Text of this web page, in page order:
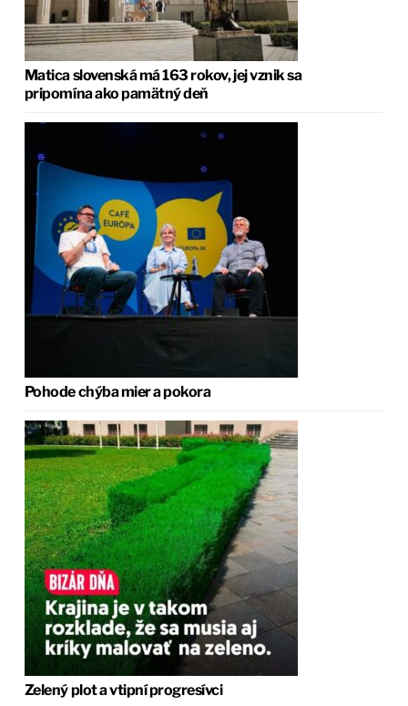
Matica slovenská má 163 rokov, jej vznik sa
pripomína ako pamätný deň
Pohode chýba mier a pokora
Zelený plot a vtipní progresívci